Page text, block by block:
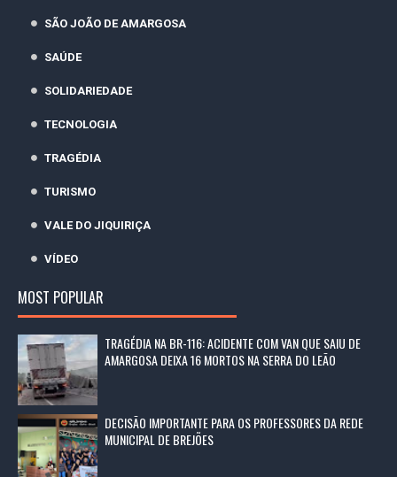
SÃO JOÃO DE AMARGOSA
SAÚDE
SOLIDARIEDADE
TECNOLOGIA
TRAGÉDIA
TURISMO
VALE DO JIQUIRIÇA
VÍDEO
MOST POPULAR
TRAGÉDIA NA BR-116: ACIDENTE COM VAN QUE SAIU DE
AMARGOSA DEIXA 16 MORTOS NA SERRA DO LEÃO
DECISÃO IMPORTANTE PARA OS PROFESSORES DA REDE
MUNICIPAL DE BREJÕES